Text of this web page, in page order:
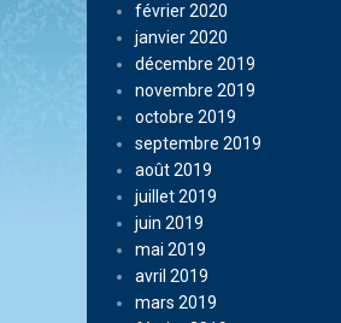
février 2020
janvier 2020
décembre 2019
novembre 2019
octobre 2019
septembre 2019
août 2019
juillet 2019
juin 2019
mai 2019
avril 2019
mars 2019